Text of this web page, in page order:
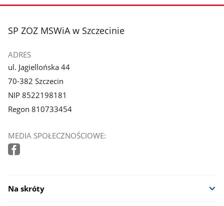
stopka
SP ZOZ MSWiA w Szczecinie
ADRES
ul. Jagiellońska 44
70-382 Szczecin
NIP 8522198181
Regon 810733454
MEDIA SPOŁECZNOŚCIOWE:
Na skróty